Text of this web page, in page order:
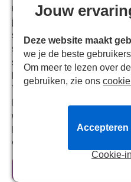
naar haar eigen
jongensachtig meisje,
slagveld in de Tiroolse
soldaten van het 21e
sergeant Sulpice, staat
hun gelederen, dus sluit
Tonio, zich aan bij de
Maar de romance van de
wanneer een toevallige
Berkenfield een lang
verleden aan het licht brengt.
Deze luchtige komedie
vocale uitdagingen met
Jouw
Deze website maakt
we je de beste
Om meer te lezen over
gebruiken, zie ons
Cookie-
Accepteren